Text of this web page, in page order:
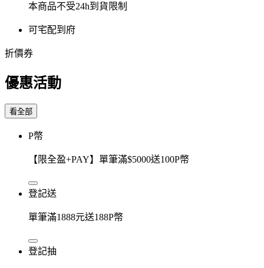
本商品不受24h到貨限制
可宅配到府
折價券
優惠活動
看全部
P幣
【限全盈+PAY】單筆滿$5000送100P幣
登記送
單筆滿1888元送188P幣
登記抽